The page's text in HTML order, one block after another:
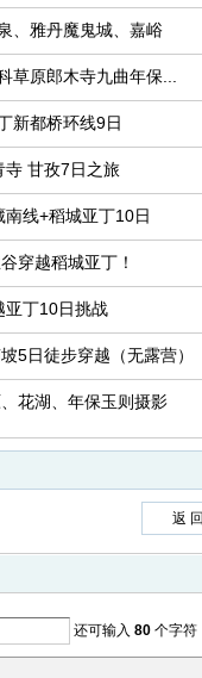
、雅丹魔鬼城、嘉峪
草原郎木寺九曲年保...
新都桥环线9日
寺 甘孜7日之旅
南线+稻城亚丁10日
穿越稻城亚丁！
亚丁10日挑战
5日徒步穿越（无露营）
花湖、年保玉则摄影
返
还可输入 80个字符